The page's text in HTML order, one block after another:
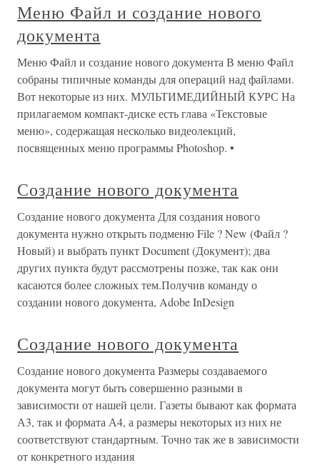
Меню Файл и создание нового
документа
Меню Файл и создание нового документа В меню Файл
собраны типичные команды для операций над файлами.
Вот некоторые из них. МУЛЬТИМЕДИЙНЫЙ КУРС На
прилагаемом компакт-диске есть глава «Текстовые
меню», содержащая несколько видеолекций,
посвященных меню программы Photoshop. •
Создание нового документа
Создание нового документа Для создания нового
документа нужно открыть подменю File ? New (Файл ?
Новый) и выбрать пункт Document (Документ); два
других пункта будут рассмотрены позже, так как они
касаются более сложных тем.Получив команду о
создании нового документа, Adobe InDesign
Создание нового документа
Создание нового документа Размеры создаваемого
документа могут быть совершенно разными в
зависимости от нашей цели. Газеты бывают как формата
А3, так и формата А4, а размеры некоторых из них не
соответствуют стандартным. Точно так же в зависимости
от конкретного издания